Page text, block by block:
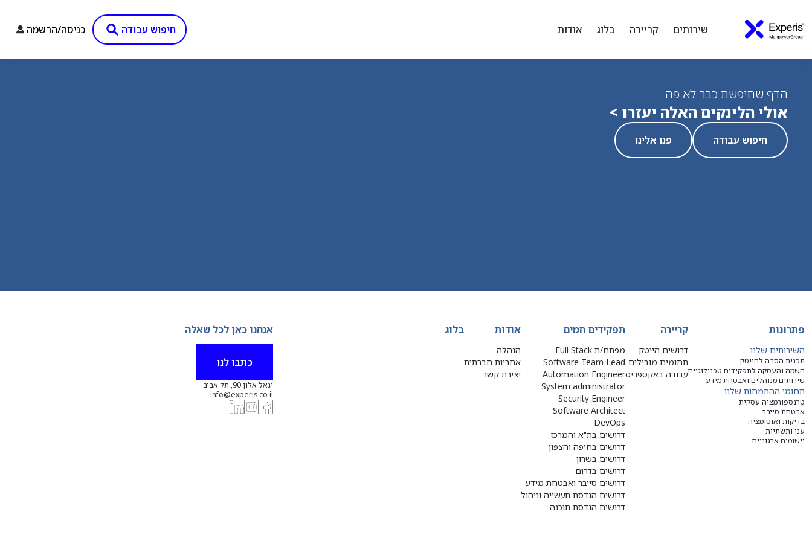
שירותים קריירה בלוג אודות חיפוש עבודה כניסה/הרשמה
הדף שחיפשת כבר לא פה
אולי הלינקים האלה יעזרו >
חיפוש עבודה פנו אלינו
פתרונות
השירותים שלנו
תכנית הסבה להייטק
השמה והעסקה לתפקידים טכנולוגיים
שירותים מנוהלים ואבטחת מידע
תחומי ההתמחות שלנו
טרנספורמציה עסקית
אבטחת סייבר
בדיקות ואוטומציה
ענן ותשתיות
יישומים ארגוניים
קריירה
דרושים הייטק
תחומים מובילים
עבודה באקספריס
תפקידים חמים
מפתח/ת Full Stack
Software Team Lead
Automation Engineer
System administrator
Security Engineer
Software Architect
DevOps
דרושים בת"א והמרכז
דרושים בחיפה והצפון
דרושים בשרון
דרושים בדרום
דרושים סייבר ואבטחת מידע
דרושים הנדסת תעשייה וניהול
דרושים הנדסת תוכנה
אודות
הנהלה
אחריות חברתית
יצירת קשר
בלוג אנחנו כאן לכל שאלה
כתבו לנו
יגאל אלון 90, תל אביב
info@experis.co.il